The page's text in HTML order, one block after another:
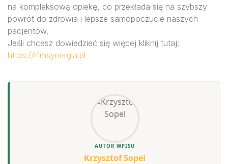
na kompleksową opiekę, co przekłada się na szybszy
powrót do zdrowia i lepsze samopoczucie naszych
pacjentów.
Jeśli chcesz dowiedzieć się więcej kliknij tutaj:
https://rfmsynergia.pl
AUTOR WPISU
Krzysztof Sopel